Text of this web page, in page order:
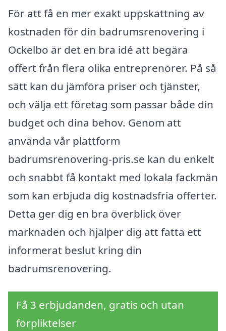
För att få en mer exakt uppskattning av
kostnaden för din badrumsrenovering i
Ockelbo är det en bra idé att begära
offert från flera olika entreprenörer. På så
sätt kan du jämföra priser och tjänster,
och välja ett företag som passar både din
budget och dina behov. Genom att
använda vår plattform
badrumsrenovering-pris.se kan du enkelt
och snabbt få kontakt med lokala fackmän
som kan erbjuda dig kostnadsfria offerter.
Detta ger dig en bra överblick över
marknaden och hjälper dig att fatta ett
informerat beslut kring din
badrumsrenovering.
Få 3 erbjudanden, gratis och utan
förpliktelser